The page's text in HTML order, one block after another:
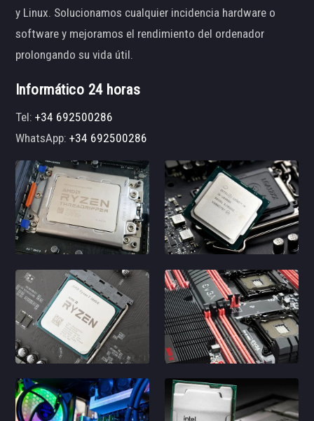
y Linux. Solucionamos cualquier incidencia hardware o
software y mejoramos el rendimiento del ordenador
prolongando su vida útil.
Informático 24 horas
Tel:+34 692500286
WhatsApp:+34 692500286